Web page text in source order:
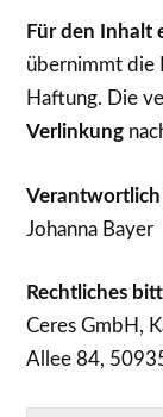
Für den Inhalt
übernimmt die
Haftung. Die
Verlinkung
Verantwortlich
Johanna Bayer
Rechtliches
Ceres GmbH,
Allee 84,